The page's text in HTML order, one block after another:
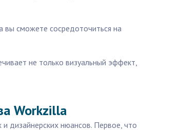
вы сможете сосредоточиться на
не только визуальный эффект,
Workzilla
дизайнерских нюансов. Первое, что